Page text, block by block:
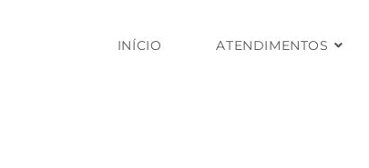
INÍCIO ATENDIMENTOS